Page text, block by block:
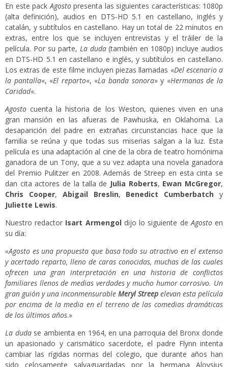
En este pack Agostopresenta las siguientes características: 1080p
(alta definición), audios en DTS-HD 5.1 en castellano, inglés y
catalán, y subtítulos en castellano. Hay un total de 22 minutos en
extras, entre los que se incluyen entrevistas y el tráiler de la
película. Por su parte, La duda(también en 1080p) incluye audios
en DTS-HD 5.1 en castellano e inglés, y subtítulos en castellano.
Los extras de este filme incluyen piezas llamadas «Del escenario a
la pantalla«, «El reparto«, «La banda sonora» y «Hermanas de la
Caridad«.
Agosto cuenta la historia de los Weston, quienes viven en una
gran mansión en las afueras de Pawhuska, en Oklahoma. La
desaparición del padre en extrañas circunstancias hace que la
familia se reúna y que todas sus miserias salgan a la luz. Esta
película es una adaptación al cine de la obra de teatro homónima
ganadora de un Tony, que a su vez adapta una novela ganadora
del Premio Pulitzer en 2008. Además de Streep en esta cinta se
dan cita actores de la talla de Julia Roberts, Ewan McGregor,
Chris Cooper, Abigail Breslin, Benedict Cumberbatch y
Juliette Lewis.
Nuestro redactor Isart Armengol dijo lo siguiente de Agostoen
su día:
«Agosto es una propuesta que basa todo su atractivo en el extenso
y acertado reparto, lleno de caras conocidas, muchas de las cuales
ofrecen una gran interpretación en una historia de conflictos
familiares llenos de medias verdades y mucho humor corrosivo. Un
gran guión y una inconmensurable Meryl Streep elevan esta película
por encima de la media en el terreno de las comedias dramáticas
de los últimos años.»
La dudase ambienta en 1964, en una parroquia del Bronx donde
un apasionado y carismático sacerdote, el padre Flynn intenta
cambiar las rígidas normas del colegio, que durante años han
sido celosamente salvaguardadas por la hermana Aloysius